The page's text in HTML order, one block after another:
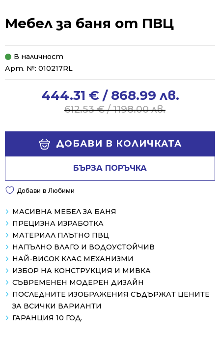
Мебел за баня от ПВЦ
В наличност
Арт. №: 010217RL
612.53€/ 1198.00 лв.
612.53 €
444.31 € / 868.99 лв.
444.31 €
ДОБАВИ В КОЛИЧКАТА
БЪРЗА ПОРЪЧКА
Добави в Любими
МАСИВНА МЕБЕЛ ЗА БАНЯ
ПРЕЦИЗНА ИЗРАБОТКА
МАТЕРИАЛ ПЛЪТНО ПВЦ
НАПЪЛНО ВЛАГО И ВОДОУСТОЙЧИВ
НАЙ-ВИСОК КЛАС МЕХАНИЗМИ
ИЗБОР НА КОНСТРУКЦИЯ И МИВКА
СЪВРЕМЕНЕН МОДЕРЕН ДИЗАЙН
ПОСЛЕДНИТЕ ИЗОБРАЖЕНИЯ СЪДЪРЖАТ ЦЕНИТЕ
ЗА ВСИЧКИ ВАРИАНТИ
ГАРАНЦИЯ 10 ГОД.